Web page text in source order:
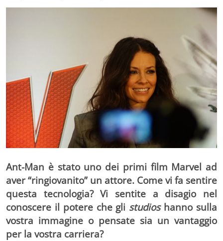
Ant-Man è stato uno dei primi film Marvel ad
aver “ringiovanito” un attore. Come vi fa sentire
questa tecnologia? Vi sentite a disagio nel
conoscere il potere che gli studioshanno sulla
vostra immagine o pensate sia un vantaggio
per la vostra carriera?